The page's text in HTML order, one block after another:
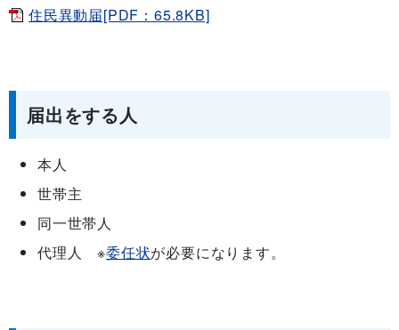
住民異動届[PDF：65.8KB]
届出をする人
本人
世帯主
同一世帯人
代理人 ※委任状が必要になります。